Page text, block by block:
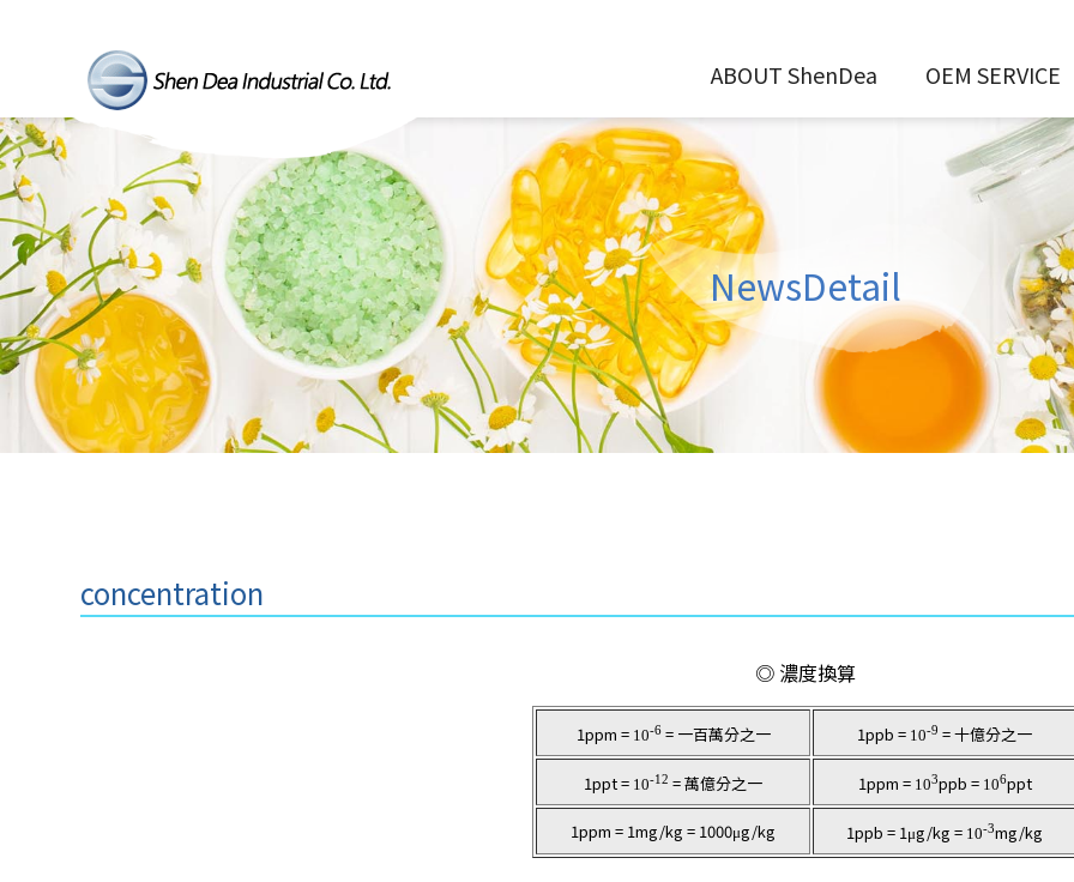
ABOUT ShenDea OEM SERVICE
NewsDetail
concentration
◎ 濃度換算
1ppm = 10-6= 一百萬分之一 1ppb = 10-9 = 十億分之一
1ppt = 10-12 = 萬億分之一 1ppm = 103ppb = 106ppt
1ppm = 1mg/kg = 1000μg/kg 1ppb = 1μg/kg = 10-3mg/kg